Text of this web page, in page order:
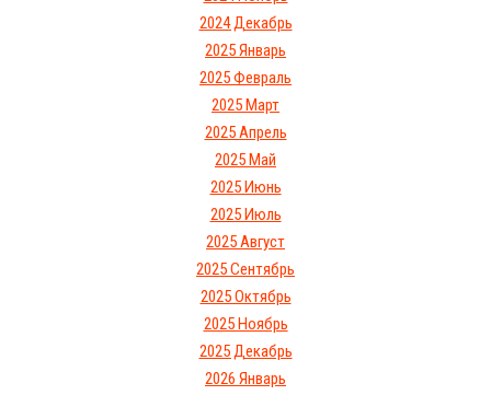
2024 Декабрь
2025 Январь
2025 Февраль
2025 Март
2025 Апрель
2025 Май
2025 Июнь
2025 Июль
2025 Август
2025 Сентябрь
2025 Октябрь
2025 Ноябрь
2025 Декабрь
2026 Январь